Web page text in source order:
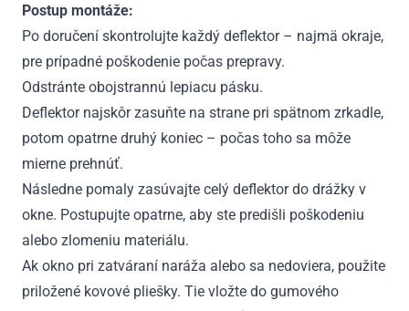
Postup montáže:
Po doručení skontrolujte každý deflektor – najmä okraje,
pre prípadné poškodenie počas prepravy.
Odstránte obojstrannú lepiacu pásku.
Deflektor najskôr zasuňte na strane pri spätnom zrkadle,
potom opatrne druhý koniec – počas toho sa môže
mierne prehnúť.
Následne pomaly zasúvajte celý deflektor do drážky v
okne. Postupujte opatrne, aby ste predišli poškodeniu
alebo zlomeniu materiálu.
Ak okno pri zatváraní naráža alebo sa nedoviera, použite
priložené kovové pliešky. Tie vložte do gumového